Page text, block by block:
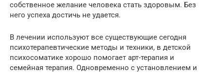
собственное желание человека стать здоровым. Без
него успеха достичь не удается.
В лечении используют все существующие сегодня
психотерапевтические методы и техники, в детской
психосоматике хорошо помогает арт-терапия и
семейная терапия. Одновременно с установлением и